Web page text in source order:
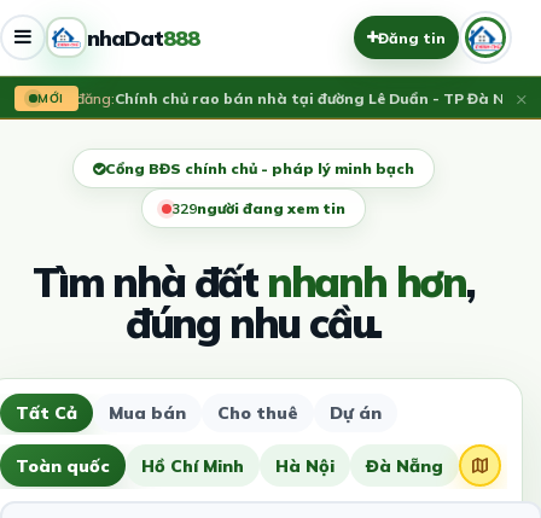
nhaDat888 Đăng tin
MỚI
Vừa đăng:Chính chủ rao bán nhà tại đường Lê Duẩn - TP Đà Nẵng;×
Cổng BĐS chính chủ - pháp lý minh bạch
326người đang xem tin
Tìm nhà đấtnhanh hơn,
đúng nhu cầu.
Tất Cả Mua bán Cho thuê Dự án
Toàn quốc Hồ Chí Minh Hà Nội Đà Nẵng